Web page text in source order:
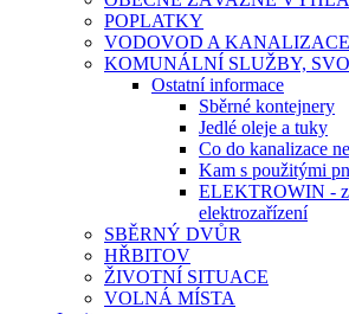
POPLATKY
VODOVOD A KANALIZACE
KOMUNÁLNÍ SLUŽBY,
Ostatní informace
Sběrné kontejnery
Jedlé oleje a tuky
Co do kanalizace
Kam s použitými
ELEKTROWIN -
elektrozařízení
SBĚRNÝ DVŮR
HŘBITOV
ŽIVOTNÍ SITUACE
VOLNÁ MÍSTA